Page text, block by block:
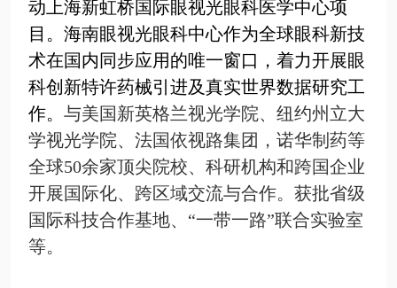
动上海新虹桥国际眼视光眼科医学中心项
目。海南眼视光眼科中心作为全球眼科新技
术在国内同步应用的唯一窗口，着力开展眼
科创新特许药械引进及真实世界数据研究工
作。 与美国新英格兰视光学院、纽约州立大
学视光学院、法国依视路集团，诺华制药等
全球50余家顶尖院校、科研机构和跨国企业
开展国际化、跨区域交流与合作。获批省级
国际科技合作基地、 “一带一路”联合实验室
等。